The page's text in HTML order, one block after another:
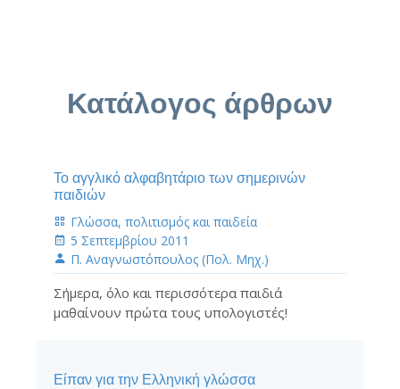
Κατάλογος άρθρων
Το αγγλικό αλφαβητάριο των σημερινών
παιδιών
Γλώσσα, πολιτισμός και παιδεία
5 Σεπτεμβρίου 2011
Π. Αναγνωστόπουλος (Πολ. Μηχ.)
Σήμερα, όλο και περισσότερα παιδιά
μαθαίνουν πρώτα τους υπολογιστές!
Είπαν για την Ελληνική γλώσσα